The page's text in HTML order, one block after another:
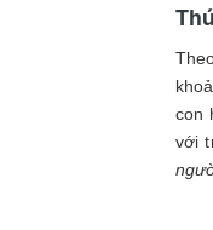
con
với